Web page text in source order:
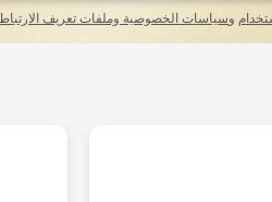
وسياسات الخصوصية وملفات تعريف الارتباط